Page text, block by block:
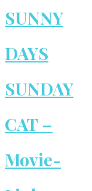
SUNNY
DAYS
SUNDAY
CAT –
Movie-